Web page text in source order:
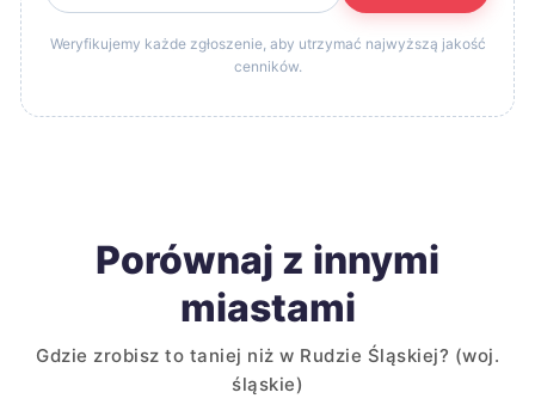
Weryfikujemy każde zgłoszenie, aby utrzymać najwyższą jakość
cenników.
Porównaj z innymi
miastami
Gdzie zrobisz to taniej niż w Rudzie Śląskiej? (woj.
śląskie)